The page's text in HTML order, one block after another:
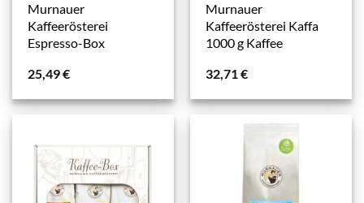
Murnauer
Kaffeerösterei
Espresso-Box
25,49€
Murnauer
Kaffeerösterei Kaffa
1000 g Kaffee
32,71€